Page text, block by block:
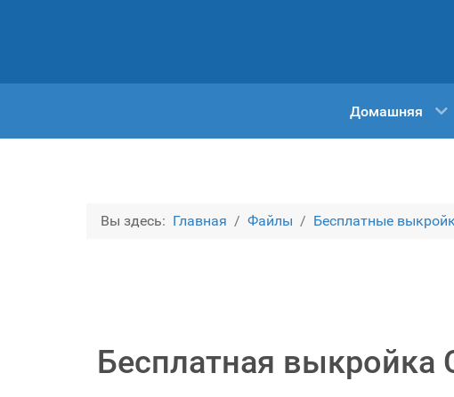
Домашняя
Вы здесь: Главная Файлы Бесплатные
Бесплатная выкройка